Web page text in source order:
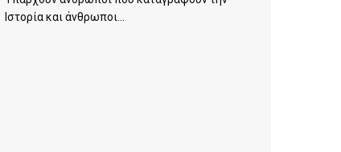
Ιστορία και άνθρωποι...